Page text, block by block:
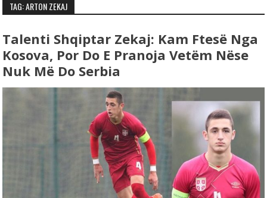
TAG: ARTON ZEKAJ
Talenti Shqiptar Zekaj: Kam Ftesë Nga
Kosova, Por Do E Pranoja Vetëm Nëse
Nuk Më Do Serbia